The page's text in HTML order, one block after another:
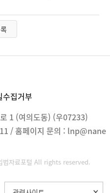
수집거부
1 (여의도동) (우07233)
/ 홈페이지 문의 : lnp@nane
자료포털 All rights reserved.